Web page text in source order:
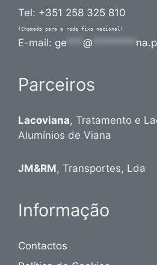
Tel: +351 258 325 810
(Chamada para a rede fixa nacional)
E-mail: ge @
Parceiros
Lacoviana, Tratamento e
Alumínios de Viana
JM&RM, Transportes, Lda
Informação
Contactos